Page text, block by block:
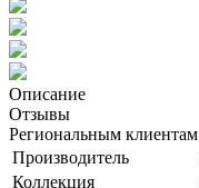
Описание
Отзывы
Региональным клиентам
Производитель
Коллекция